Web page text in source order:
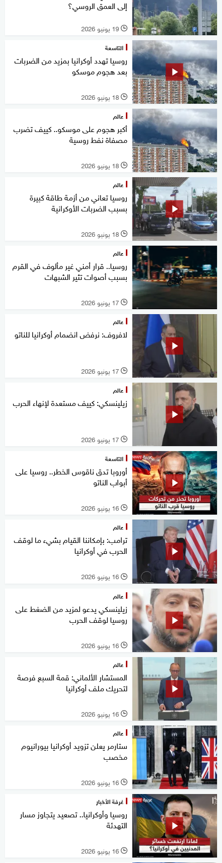
إلى العمق الروسي؟
l 19 يونيو 2026
التاسعة
روسيا تهدد أوكرانيا بمزيد من الضربات
بعد هجوم موسكو
l 18 يونيو 2026
عالم
أكبر هجوم على موسكو.. كييف تضرب
مصفاة نفط روسية
l 18 يونيو 2026
عالم
روسيا تعاني من أزمة طاقة كبيرة
بسبب الضربات الأوكرانية
l 18 يونيو 2026
عالم
روسيا.. قرار أمني غير مألوف في القرم
بسبب أصوات تثير الشبهات
l 17 يونيو 2026
عالم
لافروف: نرفض انضمام أوكرانيا للناتو
l 17 يونيو 2026
عالم
زيلينسكي: كييف مستعدة لإنهاء الحرب
l 17 يونيو 2026
التاسعة
أوروبا تدق ناقوس الخطر.. روسيا على
أبواب الناتو
l 16 يونيو 2026
عالم
ترامب: بإمكاننا القيام بشيء ما لوقف
الحرب في أوكرانيا
l 16 يونيو 2026
عالم
زيلينسكي يدعو لمزيد من الضغط على
روسيا لوقف الحرب
l 16 يونيو 2026
عالم
المستشار الألماني: قمة السبع فرصة
لتحريك ملف أوكرانيا
l 16 يونيو 2026
عالم
ستارمر يعلن تزويد أوكرانيا بيورانيوم
مخصب
l 16 يونيو 2026
غرفة الأخبار
روسيا وأوكرانيا.. تصعيد يتجاوز مسار
التهدئة
l 16 يونيو 2026